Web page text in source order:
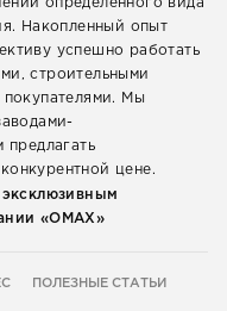
определенного вида
Накопленный опыт
успешно работать
строительными
Мы
предлагать
цене.
эксклюзивным
«ОМАХ»
ПОЛЕЗНЫЕ СТАТЬИ